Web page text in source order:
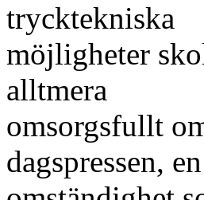
trycktekniska
möjligheter
alltmera
omsorgsfullt
dagspressen, en